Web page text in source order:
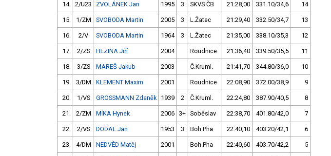
14. 2/U23 ZVOLÁNEK Jan 1995 3 SKVS ČB 21:28,00 331.10/34,6 14
15. 1/ZM SVOBODA Martin 2005 3 L.Žatec 21:29,40 332.50/34,7 13
16. 2/V SVOBODA Martin 1964 3 L.Žatec 21:35,00 338.10/35,3 12
17. 2/ZS HEZINA Jiří 2004 Roudnice 21:36,40 339.50/35,5 11
18. 3/ZS MAREŠ Jakub 2003 Č.Kruml. 21:41,70 344.80/36,0 10
19. 3/DM KLEMENT Maxim 2001 Roudnice 22:08,90 372.00/38,9 9
20. 1/VS GROSSMANN Zdeněk 1939 2 Č.Kruml. 22:24,80 387.90/40,5 8
21. 2/ZM MÍKA Hynek 2006 3+ Soběslav 22:38,70 401.80/42,0 7
22. 2/VS DODAL Jan 1953 3 Boh.Pha 22:40,10 403.20/42,1 6
23. 4/DM NEDVĚD Matěj 2001 Boh.Pha 22:40,60 403.70/42,2 5